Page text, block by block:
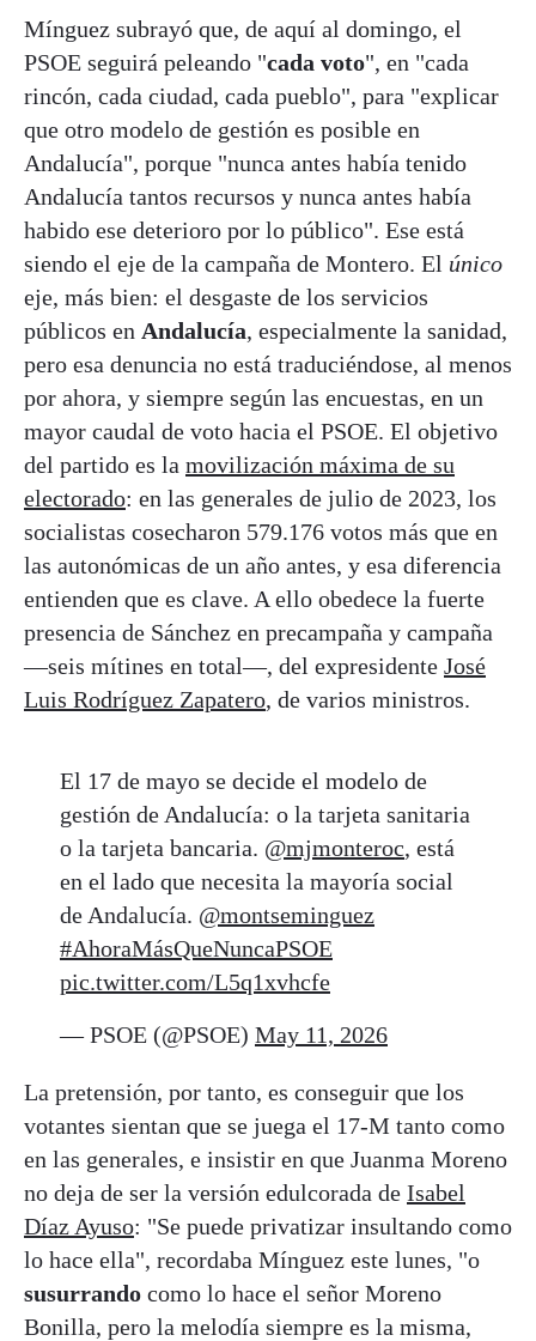
Mínguez subrayó que, de aquí al domingo, el
PSOE seguirá peleando "cada voto", en "cada
rincón, cada ciudad, cada pueblo", para "explicar
que otro modelo de gestión es posible en
Andalucía", porque "nunca antes había tenido
Andalucía tantos recursos y nunca antes había
habido ese deterioro por lo público". Ese está
siendo el eje de la campaña de Montero. El único
eje, más bien: el desgaste de los servicios
públicos en Andalucía, especialmente la sanidad,
pero esa denuncia no está traduciéndose, al menos
por ahora, y siempre según las encuestas, en un
mayor caudal de voto hacia el PSOE. El objetivo
del partido es la movilización máxima de su
electorado: en las generales de julio de 2023, los
socialistas cosecharon 579.176 votos más que en
las autonómicas de un año antes, y esa diferencia
entienden que es clave. A ello obedece la fuerte
presencia de Sánchez en precampaña y campaña
—seis mítines en total—, del expresidente José
Luis Rodríguez Zapatero, de varios ministros.
El 17 de mayo se decide el modelo de
gestión de Andalucía: o la tarjeta sanitaria
o la tarjeta bancaria. @mjmonteroc, está
en el lado que necesita la mayoría social
de Andalucía. @montseminguez
#AhoraMásQueNuncaPSOE
pic.twitter.com/L5q1xvhcfe
— PSOE (@PSOE) May 11, 2026
La pretensión, por tanto, es conseguir que los
votantes sientan que se juega el 17-M tanto como
en las generales, e insistir en que Juanma Moreno
no deja de ser la versión edulcorada de Isabel
Díaz Ayuso: "Se puede privatizar insultando como
lo hace ella", recordaba Mínguez este lunes, "o
susurrando como lo hace el señor Moreno
Bonilla, pero la melodía siempre es la misma,